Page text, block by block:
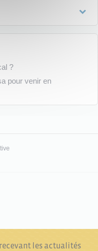
?
pour venir en
les actualités